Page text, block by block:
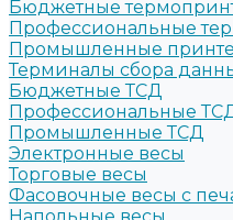
Бюджетные
Профессиональные
Промышленные
Терминалы сбора
Бюджетные ТСД
Профессиональные
Промышленные ТСД
Электронные весы
Торговые весы
Фасовочные весы с